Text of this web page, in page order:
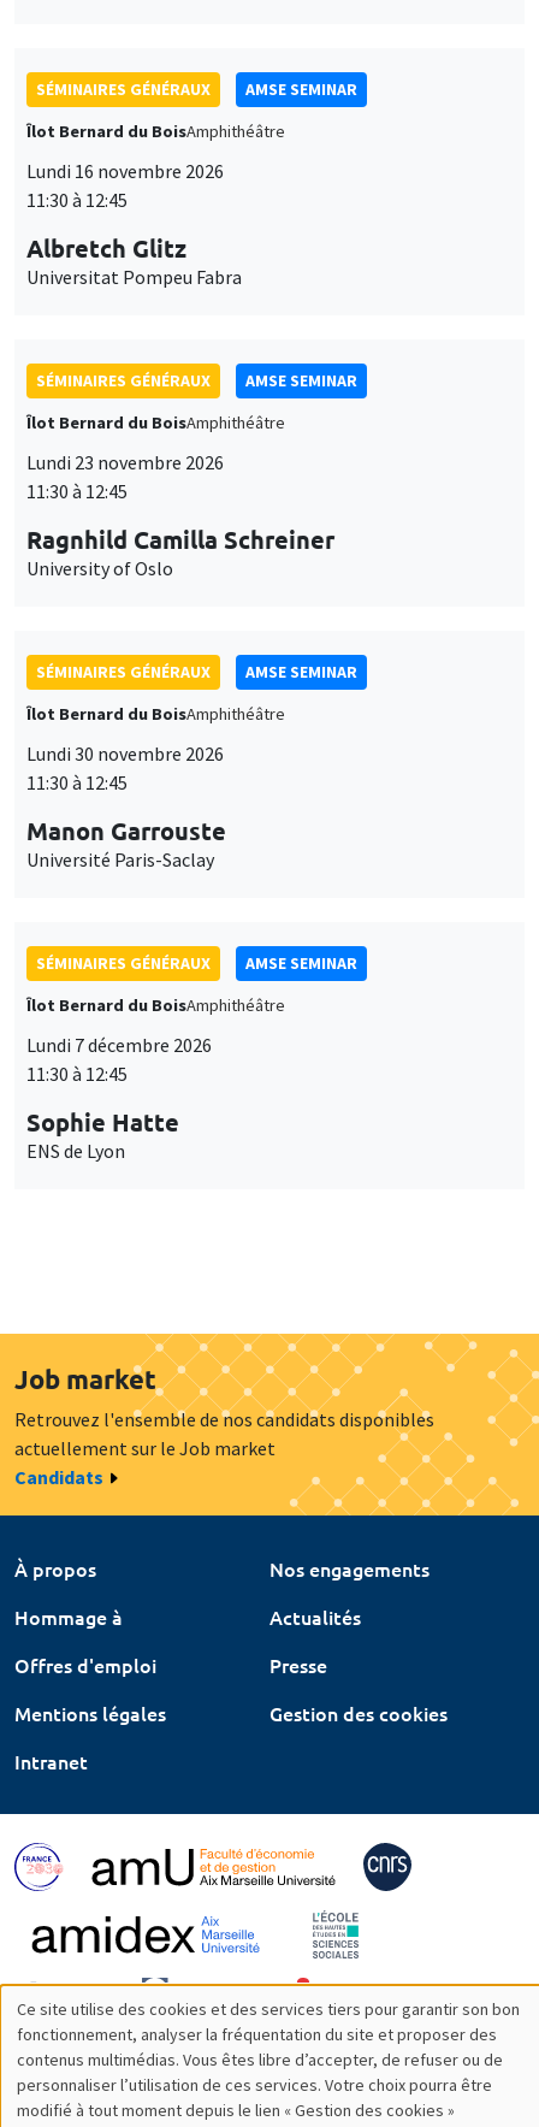
SÉMINAIRES GÉNÉRAUX
AMSE SEMINAR
Îlot Bernard du BoisAmphithéâtre
Lundi 16 novembre 2026
11:30 à 12:45
Albretch Glitz
Universitat Pompeu Fabra
SÉMINAIRES GÉNÉRAUX
AMSE SEMINAR
Îlot Bernard du BoisAmphithéâtre
Lundi 23 novembre 2026
11:30 à 12:45
Ragnhild Camilla Schreiner
University of Oslo
SÉMINAIRES GÉNÉRAUX
AMSE SEMINAR
Îlot Bernard du BoisAmphithéâtre
Lundi 30 novembre 2026
11:30 à 12:45
Manon Garrouste
Université Paris-Saclay
SÉMINAIRES GÉNÉRAUX
AMSE SEMINAR
Îlot Bernard du BoisAmphithéâtre
Lundi 7 décembre 2026
11:30 à 12:45
Sophie Hatte
ENS de Lyon
Job market
Retrouvez l'ensemble de nos candidats disponibles
actuellement sur le Job market
Candidats
À propos
Nos engagements
Hommage à
Actualités
Offres d'emploi
Presse
Mentions légales
Gestion des cookies
Intranet
Utilisation
des
Ce site utilise des cookies et des services tiers pour garantir son bon
fonctionnement, analyser la fréquentation du site et proposer des
contenus multimédias. Vous êtes libre d’accepter, de refuser ou de
personnaliser l’utilisation de ces services. Votre choix pourra être
modifié à tout moment depuis le lien « Gestion des cookies »